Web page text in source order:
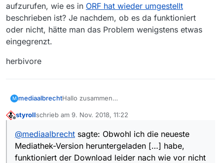
aufzurufen, wie es in ORF hat wieder umgestellt
beschrieben ist? Je nachdem, ob es da funktioniert
oder nicht, hätte man das Problem wenigstens etwas
eingegrenzt.
herbivore
M mediaalbrechtHallo zusammen
heruntergeladen und den Agent gemäss
Download leider nach wie vor nicht (früher hat
es mit den gleichen Einstellungen einmal kurz
funktioniert).
Habt Ihr ähnliche Probleme?
Danke für Eure Hilfe.
Grüsse
styrollschrieb am 9. Nov. 2018, 11:22
zuletzt editiert von
@mediaalbrecht sagte: Obwohl ich die neueste
Mediathek-Version heruntergeladen […] habe,
funktioniert der Download leider nach wie vor nicht